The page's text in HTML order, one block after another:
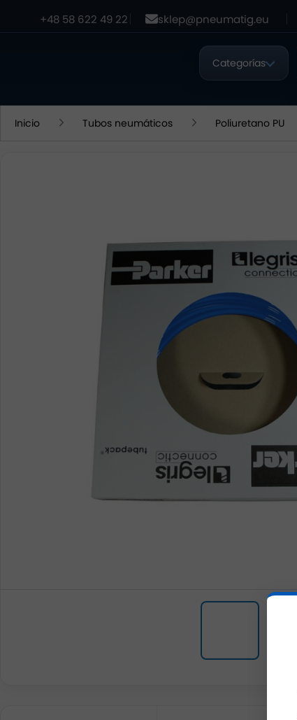
+48 58 622 49 22 sklep@pneumatig.eu
Categorías
Inicio Tubos neumáticos Poliuretano PU